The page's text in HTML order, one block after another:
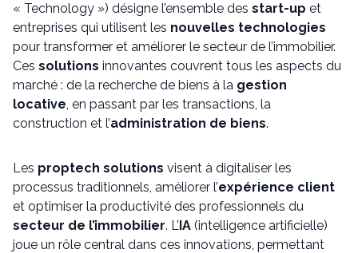
« Technology ») désigne l’ensemble des start-up et
entreprises qui utilisent les nouvelles technologies
pour transformer et améliorer le secteur de l’immobilier.
Ces solutions innovantes couvrent tous les aspects du
marché : de la recherche de biens à la gestion
locative, en passant par les transactions, la
construction et l’administration de biens.
Les proptech solutions visent à digitaliser les
processus traditionnels, améliorer l’expérience client
et optimiser la productivité des professionnels du
secteur de l’immobilier. L’IA (intelligence artificielle)
joue un rôle central dans ces innovations, permettant